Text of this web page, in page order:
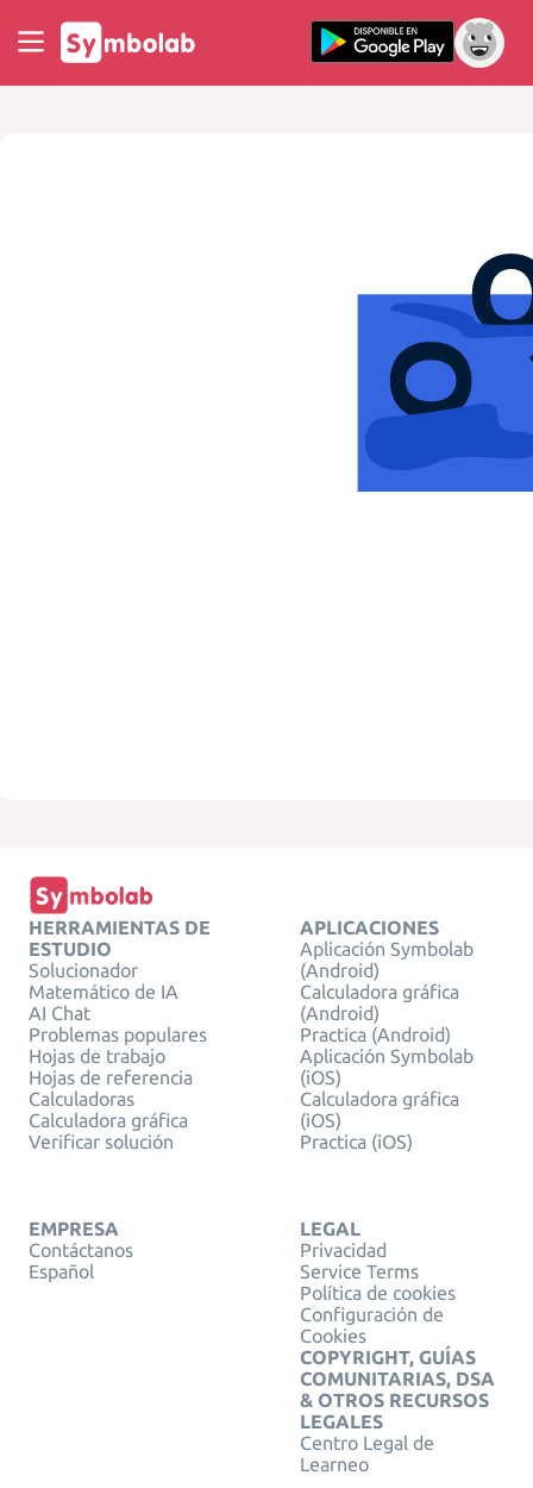
HERRAMIENTAS DE
ESTUDIO
Solucionador
Matemático de IA
AI Chat
Problemas populares
Hojas de trabajo
Hojas de referencia
Calculadoras
Calculadora gráfica
Verificar solución
APLICACIONES
Aplicación Symbolab
(Android)
Calculadora gráfica
(Android)
Practica (Android)
Aplicación Symbolab
(iOS)
Calculadora gráfica
(iOS)
Practica (iOS)
EMPRESA
Contáctanos
Español
LEGAL
Privacidad
Service Terms
Política de cookies
Configuración de
Cookies
COPYRIGHT, GUÍAS
COMUNITARIAS, DSA
& OTROS RECURSOS
LEGALES
Centro Legal de
Learneo